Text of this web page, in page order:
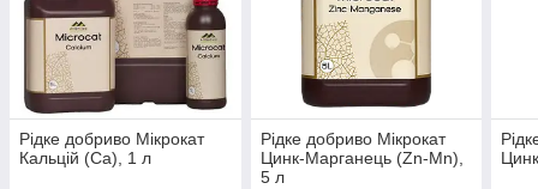
Рідке добриво Мікрокат
Кальцій (Са), 1 л
Рідке добриво Мікрокат
Цинк-Марганець (Zn-Mn),
5 л